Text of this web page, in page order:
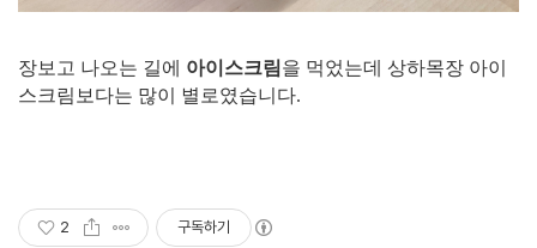
장보고 나오는 길에 아이스크림을 먹었는데 상하목장 아이
스크림보다는 많이 별로였습니다.
2 구독하기